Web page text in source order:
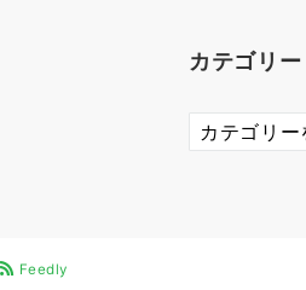
ブ
カテゴリー
カ
テ
Feedly